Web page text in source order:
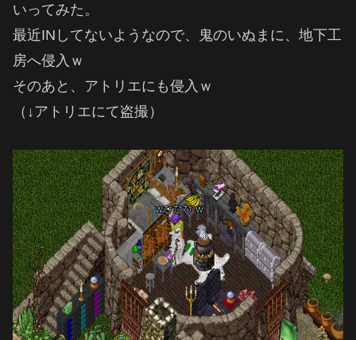
いってみた。
最近INしてないようなので、鬼のいぬまに、地下工
房へ侵入ｗ
そのあと、アトリエにも侵入ｗ
（↓アトリエにて盗撮）